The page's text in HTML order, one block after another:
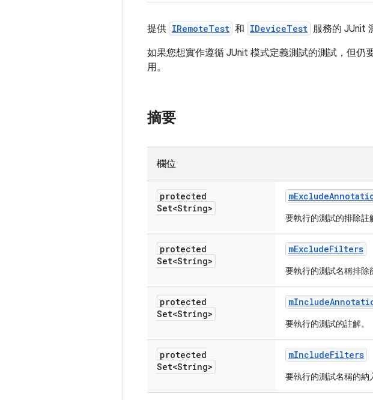
提供 IRemoteTest 和 IDeviceTest 服務的 JUnit
如果您想實作遵循 JUnit 模式定義測試的測試，但
用。
摘要
欄位
protected
Set<String>
mExclude
要執行的測試的排除註
protected
Set<String>
mExcludeFilters
要執行的測試名稱排除
protected
Set<String>
mInclude
要執行的測試的註解。
protected
Set<String>
mIncludeFilters
要執行的測試名稱的納